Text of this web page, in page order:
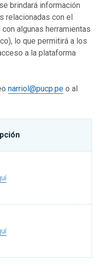
brindará información
relacionadas con el
algunas herramientas
lo que permitirá a los
a la plataforma
narriol@pucp.pe o al